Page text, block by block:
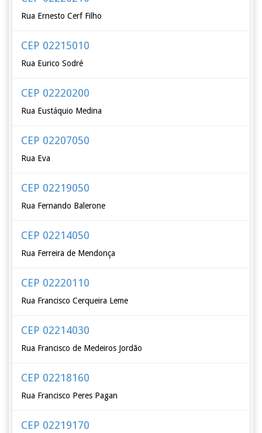
Rua Ernesto Cerf Filho
CEP 02215010
Rua Eurico Sodré
CEP 02220200
Rua Eustáquio Medina
CEP 02207050
Rua Eva
CEP 02219050
Rua Fernando Balerone
CEP 02214050
Rua Ferreira de Mendonça
CEP 02220110
Rua Francisco Cerqueira Leme
CEP 02214030
Rua Francisco de Medeiros Jordão
CEP 02218160
Rua Francisco Peres Pagan
CEP 02219170